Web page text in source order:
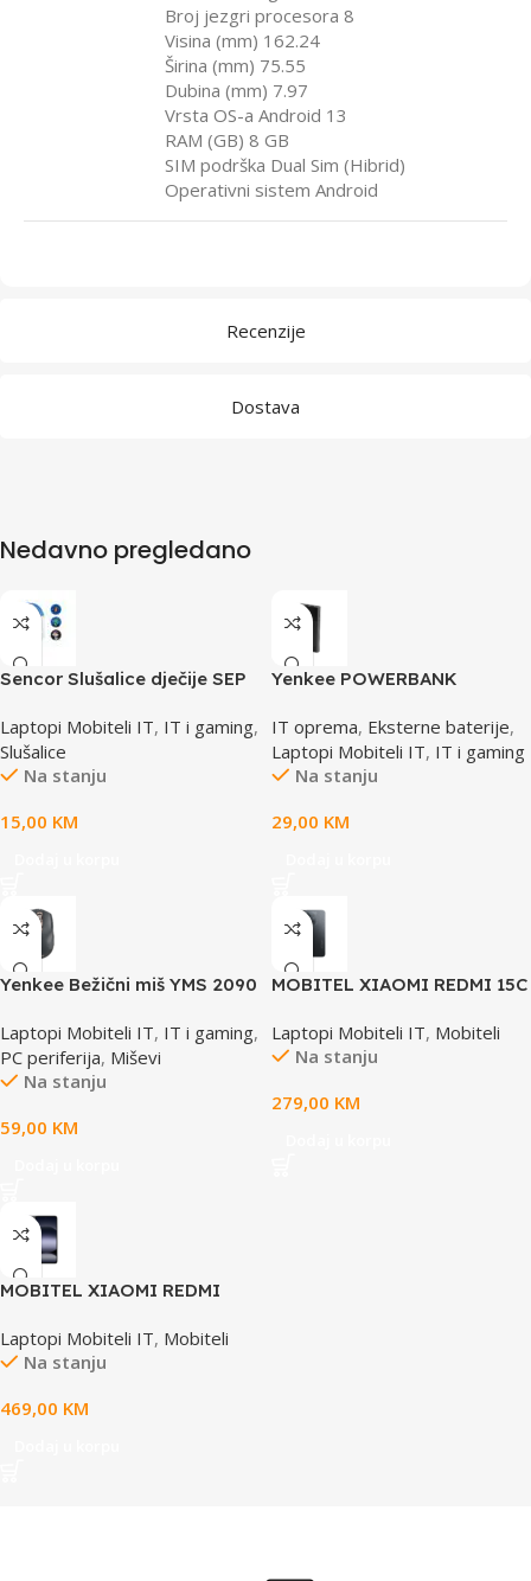
Recenzije
Dostava
Broj jezgri procesora 8
Visina (mm) 162.24
Širina (mm) 75.55
Dubina (mm) 7.97
Vrsta OS-a Android 13
RAM (GB) 8 GB
SIM podrška Dual Sim (Hibrid)
Operativni sistem Android
Nedavno pregledano
Sencor Slušalice dječije SEP
Laptopi Mobiteli IT, IT i gaming,
Slušalice
Na stanju
15,00 KM
Yenkee POWERBANK
1041
IT oprema, Eksterne baterije,
Laptopi Mobiteli IT, IT i gaming
Na stanju
29,00 KM
Yenkee Bežični miš YMS 2090
Laptopi Mobiteli IT, IT i gaming,
PC periferija, Miševi
Na stanju
59,00 KM
MOBITEL XIAOMI REDMI 15C
Laptopi Mobiteli IT, Mobiteli
Na stanju
279,00 KM
MOBITEL XIAOMI REDMI
Laptopi Mobiteli IT, Mobiteli
Na stanju
469,00 KM